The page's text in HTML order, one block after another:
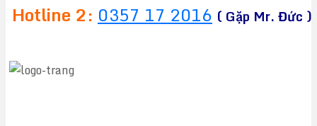
Hotline 2: 0357 17 2016 ( Gặp Mr. Đức )